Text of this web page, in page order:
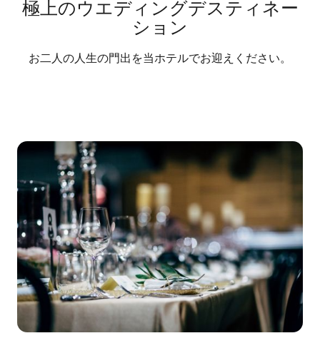
極上のウエディングデスティネー
ション
お二人の人生の門出を当ホテルでお迎えください。